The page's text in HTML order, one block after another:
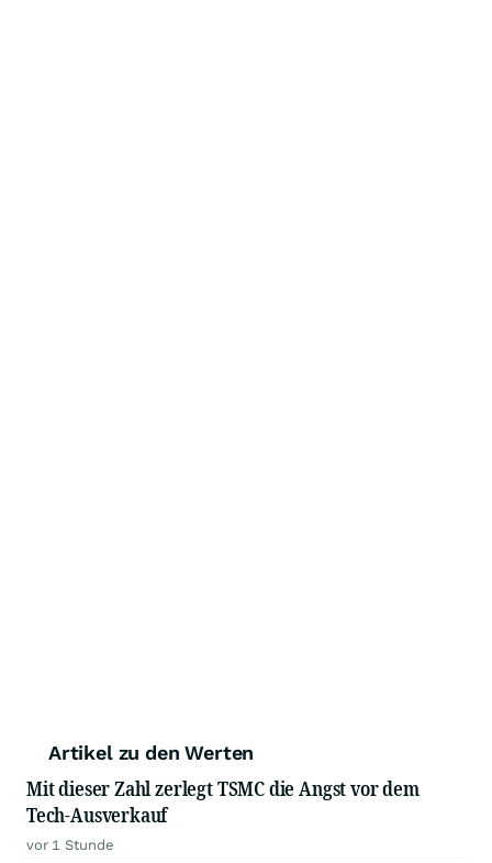
Artikel zu den Werten
Mit dieser Zahl zerlegt TSMC die Angst vor dem
Tech-Ausverkauf
vor 1 Stunde